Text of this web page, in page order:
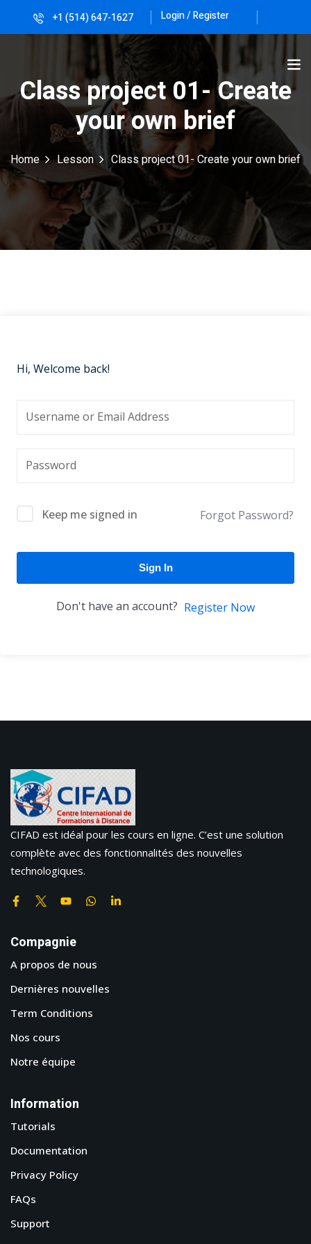
+1 (514) 647-1627 Login / Register
Class project 01- Create
your own brief
Home Lesson Class project 01- Create your own brief
Hi, Welcome back!
Keep me signed in Forgot Password?
Sign In
Don't have an account? Register Now
CIFAD est idéal pour les cours en ligne. C’est une solution
complète avec des fonctionnalités des nouvelles
technologiques.
Compagnie
A propos de nous
Dernières nouvelles
Term Conditions
Nos cours
Notre équipe
Information
Tutorials
Documentation
Privacy Policy
FAQs
Support
Sign in Sign up
Sign in
Don’t have an account? Sign up
Remember me Lost your password?